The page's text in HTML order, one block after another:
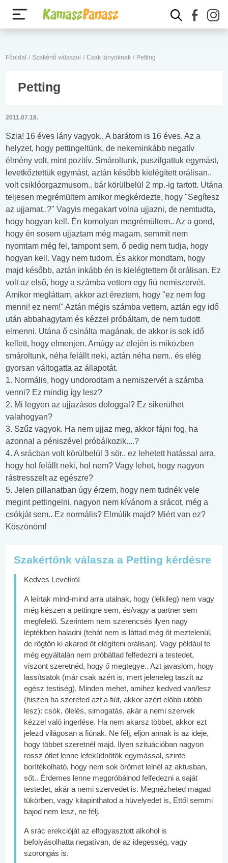
Főoldal / Szakértő válaszol / Csak lányoknak / Petting
Petting
2011.07.18.
Szia! 16 éves lány vagyok.. A barátom is 16 éves. Az a
helyzet, hogy pettingeltünk, de nekeminkább negatív
élmény volt, mint pozitív. Smároltunk, puszilgattuk egymást,
levetkőztettük egymást, aztán később kielégített orálisan..
volt csiklóorgazmusom.. bár körülbelül 2 mp.-ig tartott. Utána
teljesen megrémültem amikor megkérdezte, hogy "Segítesz
az ujjamat..?" Vagyis megakart volna ujjazni, de nemtudta,
hogy hogyan kell. Én komolyan megrémültem.. Az a gond,
hogy én sosem ujjaztam még magam, semmit nem
nyomtam még fel, tampont sem, ő pedig nem tudja, hogy
hogyan kell. Vagy nem tudom. És akkor mondtam, hogy
majd később, aztán inkább én is kielégtettem őt orálisan. Ez
volt az első, hogy a számba vettem egy fiú nemiszervét.
Amikor megláttam, akkor azt éreztem, hogy "ez nem fog
menni! ez nem!" Aztán mégis számba vettem, aztán egy idő
után abbahagytam és kézzel próbáltam, de nem tudott
elmenni. Utána ő csinálta magának, de akkor is sok idő
kellett, hogy elmenjen. Amúgy az elején is miközben
smároltunk, néha felállt neki, aztán néha nem.. és elég
gyorsan váltogatta az állapotát.
1. Normális, hogy undorodtam a nemiszervét a számba
venni? Ez mindig így lesz?
2. Mi legyen az ujjazásos dologgal? Ez sikerülhet
valahogyan?
3. Szűz vagyok. Ha nem ujjaz meg, akkor fájni fog, ha
azonnal a péniszével próbálkozik....?
4. A srácban volt körülbelül 3 sör.. ez lehetett hatással arra,
hogy hol felállt neki, hol nem? Vagy lehet, hogy nagyon
rástresszelt az egészre?
5. Jelen pillanatban úgy érzem, hogy nem tudnék vele
megint pettingelni, nagyon nem kívánom a srácot, még a
csókját sem.. Ez normális? Elmúlik majd? Miért van ez?
Köszönöm!
Szakértőnk válasza a Petting kérdésre
Kedves Levélíró!
A leírtak mind-mind arra utalnak, hogy (lelkileg) nem vagy
még készen a pettingre sem, és/vagy a partner sem
megfelelő. Szerintem nem szerencsés ilyen nagy
léptékben haladni (tehát nem is láttad még őt meztelenül,
de rögtön ki akarod őt elégíteni orálisan). Vagy például te
még egyáltalán nem próbáltad felfedezni a testedet,
viszont szeretnéd, hogy ő megtegye.. Azt javaslom, hogy
lassítsatok (már csak azért is, mert jeleneleg taszít az
egész testiség). Minden mehet, amihez kedved van/lesz
(hiszen ha szereted azt a fiút, akkor azért előbb-utóbb
lesz): csók, ölelés, simogatás, akár a nemi szervek
kézzel való ingerlése. Ha nem akarsz többet, akkor ezt
jelezd világosan a fiúnak. Ne félj, eljön annak is az ideje,
hogy többet szeretnél majd. Ilyen szituációban nagyon
rossz ötlet lenne lefeküdnötök egymással, szinte
borítékolható, hogy nem sok örömet lelnél az aktusban,
sőt.. Érdemes lenne megpróbálnod felfedezni a saját
testedet, akár a nemi szervedet is. Megnézheted magad
tükörben, vagy kitapinthatod a hüvelyedet is, Ettől semmi
bajod nem lesz, ne félj.
A srác erekcióját az elfogyasztott alkohol is
befolyásolhatta negatívan, de az idegesség, vagy
szorongás is.